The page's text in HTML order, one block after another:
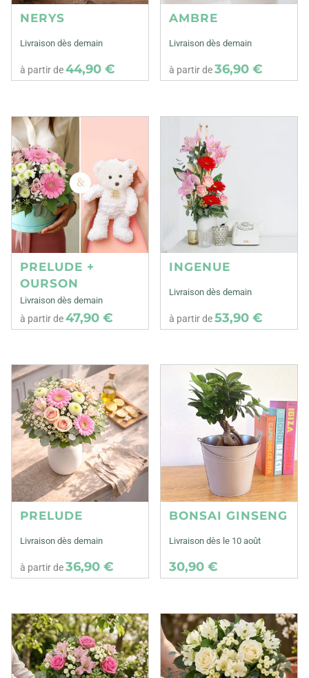
NERYS
Livraison dès demain
à partir de44,90 €
AMBRE
Livraison dès demain
à partir de36,90 €
PRELUDE +
OURSON
Livraison dès demain
à partir de47,90 €
INGENUE
Livraison dès demain
à partir de53,90 €
PRELUDE
Livraison dès demain
à partir de36,90 €
BONSAI GINSENG
Livraison dès le 10 août
30,90 €